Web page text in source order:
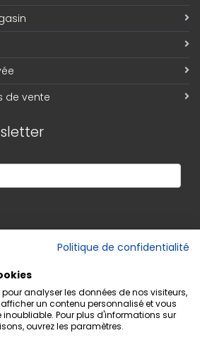
de vente
Politique de confidentialité
analyser les données de nos visiteurs,
un contenu personnalisé et vous
inoubliable. Pour plus d'informations sur
ouvrez les paramètres.